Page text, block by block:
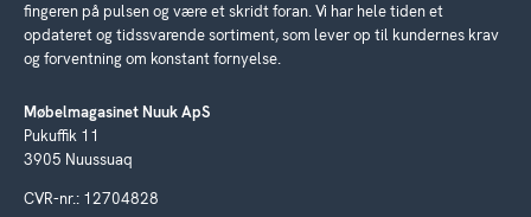
fingeren på pulsen og være et skridt foran. Vi har hele tiden et
opdateret og tidssvarende sortiment, som lever op til kundernes krav
og forventning om konstant fornyelse.
Møbelmagasinet Nuuk ApS
Pukuffik 11
3905 Nuussuaq
CVR-nr.: 12704828